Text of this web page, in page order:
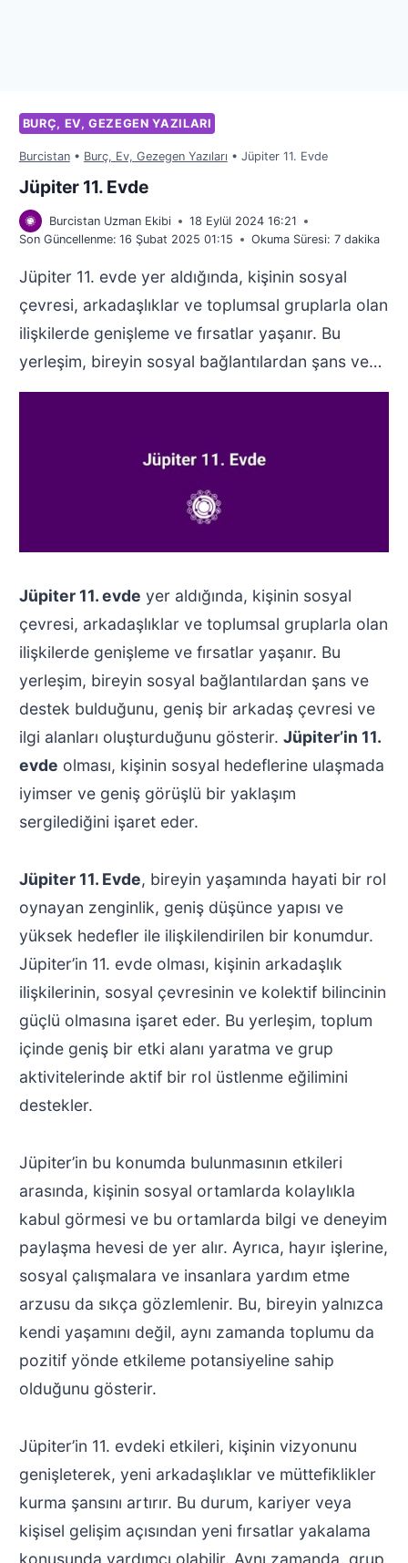
BURÇ, EV, GEZEGEN YAZILARI
Burcistan• Burç, Ev, Gezegen Yazıları • Jüpiter 11. Evde
Jüpiter 11. Evde
Burcistan Uzman Ekibi
18 Eylül 2024 16:21
Son Güncellenme: 16 Şubat 2025 01:15 Okuma Süresi: 7 dakika
Jüpiter 11. evde yer aldığında, kişinin sosyal
çevresi, arkadaşlıklar ve toplumsal gruplarla olan
ilişkilerde genişleme ve fırsatlar yaşanır. Bu
yerleşim, bireyin sosyal bağlantılardan şans ve…
Jüpiter 11. evde yer aldığında, kişinin sosyal
çevresi, arkadaşlıklar ve toplumsal gruplarla olan
ilişkilerde genişleme ve fırsatlar yaşanır. Bu
yerleşim, bireyin sosyal bağlantılardan şans ve
destek bulduğunu, geniş bir arkadaş çevresi ve
ilgi alanları oluşturduğunu gösterir. Jüpiter’in 11.
evde olması, kişinin sosyal hedeflerine ulaşmada
iyimser ve geniş görüşlü bir yaklaşım
sergilediğini işaret eder.
Jüpiter 11. Evde, bireyin yaşamında hayati bir rol
oynayan zenginlik, geniş düşünce yapısı ve
yüksek hedefler ile ilişkilendirilen bir konumdur.
Jüpiter’in 11. evde olması, kişinin arkadaşlık
ilişkilerinin, sosyal çevresinin ve kolektif bilincinin
güçlü olmasına işaret eder. Bu yerleşim, toplum
içinde geniş bir etki alanı yaratma ve grup
aktivitelerinde aktif bir rol üstlenme eğilimini
destekler.
Jüpiter’in bu konumda bulunmasının etkileri
arasında, kişinin sosyal ortamlarda kolaylıkla
kabul görmesi ve bu ortamlarda bilgi ve deneyim
paylaşma hevesi de yer alır. Ayrıca, hayır işlerine,
sosyal çalışmalara ve insanlara yardım etme
arzusu da sıkça gözlemlenir. Bu, bireyin yalnızca
kendi yaşamını değil, aynı zamanda toplumu da
pozitif yönde etkileme potansiyeline sahip
olduğunu gösterir.
Jüpiter’in 11. evdeki etkileri, kişinin vizyonunu
genişleterek, yeni arkadaşlıklar ve müttefiklikler
kurma şansını artırır. Bu durum, kariyer veya
kişisel gelişim açısından yeni fırsatlar yakalama
konusunda yardımcı olabilir. Aynı zamanda, grup